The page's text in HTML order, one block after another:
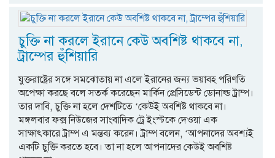
চুক্তি না করলে ইরানে কেউ অবশিষ্ট থাকবে না,
ট্রাম্পের হুঁশিয়ারি
যুক্তরাষ্ট্রের সঙ্গে সমঝোতায় না এলে ইরানের জন্য ভয়াবহ পরিণতি
অপেক্ষা করছে বলে সতর্ক করেছেন মার্কিন প্রেসিডেন্ট ডোনাল্ড ট্রাম্প।
তার দাবি, চুক্তি না হলে দেশটিতে ‘কেউই অবশিষ্ট থাকবে না।
মঙ্গলবার ফক্স নিউজের সাংবাদিক ট্রে ইংস্টকে দেওয়া এক
সাক্ষাৎকারে ট্রাম্প এ মন্তব্য করেন। ট্রাম্প বলেন, ‘আপনাদের অবশ্যই
একটি চুক্তি করতে হবে। তা না হলে আপনাদের কেউই অবশিষ্ট